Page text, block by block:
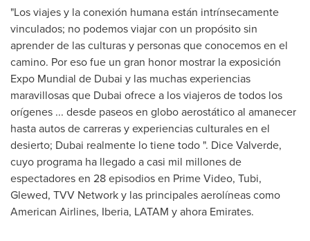
"Los viajes y la conexión humana están intrínsecamente
vinculados; no podemos viajar con un propósito sin
aprender de las culturas y personas que conocemos en el
camino. Por eso fue un gran honor mostrar la exposición
Expo Mundial de Dubai y las muchas experiencias
maravillosas que Dubai ofrece a los viajeros de todos los
orígenes ... desde paseos en globo aerostático al amanecer
hasta autos de carreras y experiencias culturales en el
desierto; Dubai realmente lo tiene todo ". Dice Valverde,
cuyo programa ha llegado a casi mil millones de
espectadores en 28 episodios en Prime Video, Tubi,
Glewed, TVV Network y las principales aerolíneas como
American Airlines, Iberia, LATAM y ahora Emirates.